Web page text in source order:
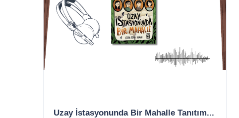
Uzay İstasyonunda Bir Mahalle Tanıtım...